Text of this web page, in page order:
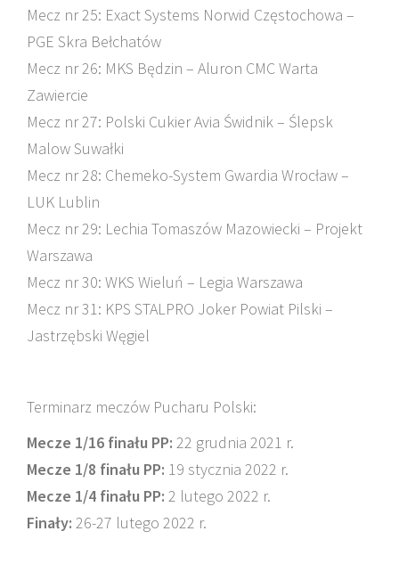
Mecz nr 25: Exact Systems Norwid Częstochowa –
PGE Skra Bełchatów
Mecz nr 26: MKS Będzin – Aluron CMC Warta
Zawiercie
Mecz nr 27: Polski Cukier Avia Świdnik – Ślepsk
Malow Suwałki
Mecz nr 28: Chemeko-System Gwardia Wrocław –
LUK Lublin
Mecz nr 29: Lechia Tomaszów Mazowiecki – Projekt
Warszawa
Mecz nr 30: WKS Wieluń – Legia Warszawa
Mecz nr 31: KPS STALPRO Joker Powiat Pilski –
Jastrzębski Węgiel
Terminarz meczów Pucharu Polski:
Mecze 1/16 finału PP: 22 grudnia 2021 r.
Mecze 1/8 finału PP: 19 stycznia 2022 r.
Mecze 1/4 finału PP: 2 lutego 2022 r.
Finały: 26-27 lutego 2022 r.